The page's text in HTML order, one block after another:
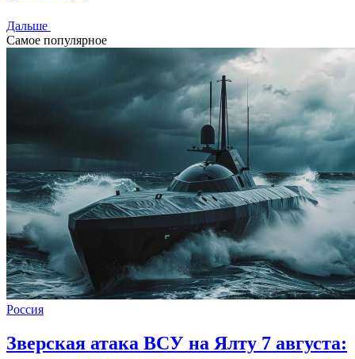
Дальше
Самое популярное
Россия
Зверская атака ВСУ на Ялту 7 августа: